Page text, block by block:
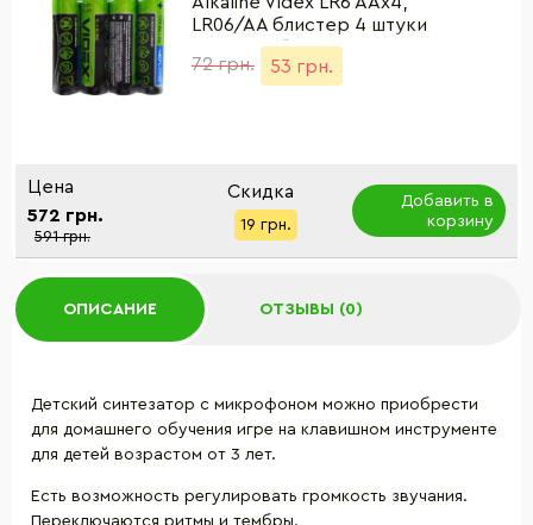
LR06/AA блистер 4 штуки
пальчики блистер
72 грн.
53 грн.
Цена
572 грн.
591 грн.
Скидка
19 грн.
Добавить в
корзину
ОПИСАНИЕ ОТЗЫВЫ (0)
Детский синтезатор с микрофоном можно приобрести
для домашнего обучения игре на клавишном инструменте
для детей возрастом от 3 лет.
Есть возможность регулировать громкость звучания.
Переключаются ритмы и тембры.